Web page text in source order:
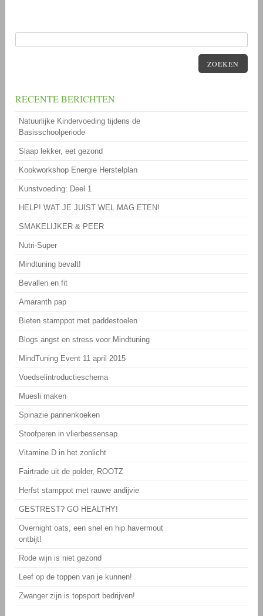
ZOEKEN
RECENTE BERICHTEN
Natuurlijke Kindervoeding tijdens de
Basisschoolperiode
Slaap lekker, eet gezond
Kookworkshop Energie Herstelplan
Kunstvoeding: Deel 1
HELP! WAT JE JUIST WEL MAG ETEN!
SMAKELIJKER & PEER
Nutri-Super
Mindtuning bevalt!
Bevallen en fit
Amaranth pap
Bieten stamppot met paddestoelen
Blogs angst en stress voor Mindtuning
MindTuning Event 11 april 2015
Voedselintroductieschema
Muesli maken
Spinazie pannenkoeken
Stoofperen in vlierbessensap
Vitamine D in het zonlicht
Fairtrade uit de polder, ROOTZ
Herfst stamppot met rauwe andijvie
GESTREST? GO HEALTHY!
Overnight oats, een snel en hip havermout
ontbijt!
Rode wijn is niet gezond
Leef op de toppen van je kunnen!
Zwanger zijn is topsport bedrijven!